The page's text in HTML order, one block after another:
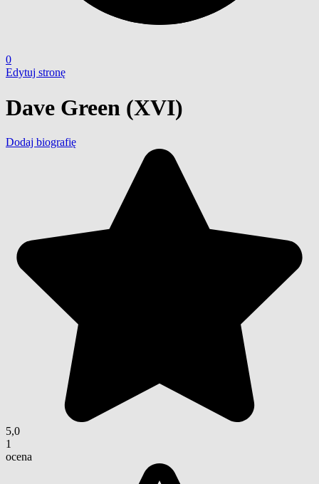
0
Edytuj stronę
Dave Green (XVI)
Dodaj biografię
5,0
1
ocena